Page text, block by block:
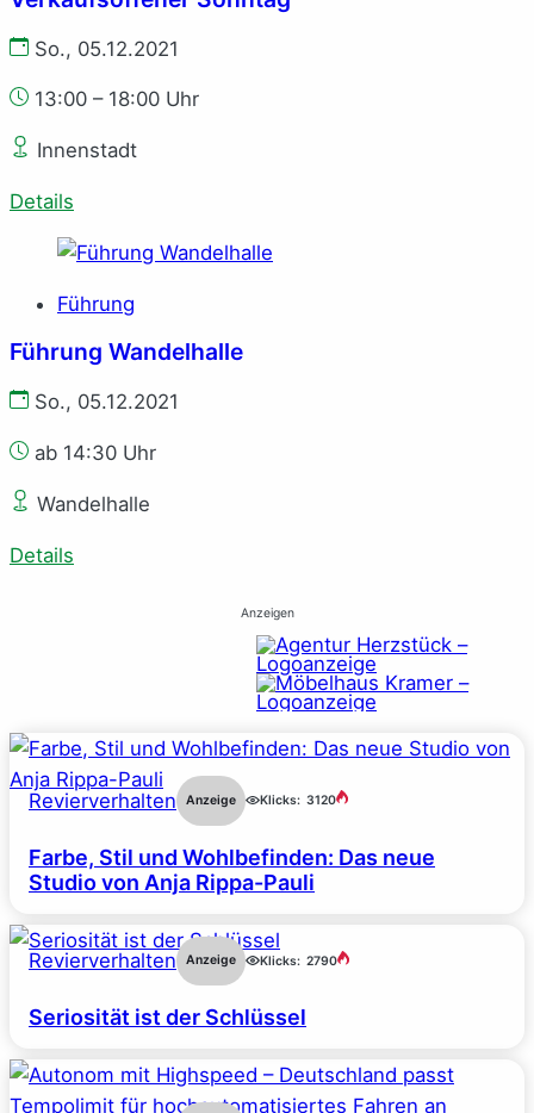
So., 05.12.2021
13:00 – 18:00 Uhr
Innenstadt
Details
Führung
Führung Wandelhalle
So., 05.12.2021
ab 14:30 Uhr
Wandelhalle
Details
Anzeigen
Revierverhalten Anzeige Klicks: 3120
Farbe, Stil und Wohlbefinden: Das neue
Studio von Anja Rippa-Pauli
Revierverhalten Anzeige Klicks: 2790
Seriosität ist der Schlüssel